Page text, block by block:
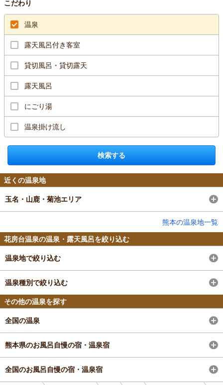
こだわり
温泉
露天風呂付き客室
貸切風呂・貸切露天
露天風呂
にごり湯
温泉掛け流し
検索する
近くの温泉地
玉名・山鹿・菊池エリア
熊本の温泉地一覧
花房台温泉の温泉・露天風呂を絞り込む
温泉地で絞り込む
温泉種別で絞り込む
その他の温泉を探す
全国の温泉
熊本県のお風呂自慢の宿・温泉宿
全国のお風呂自慢の宿・温泉宿